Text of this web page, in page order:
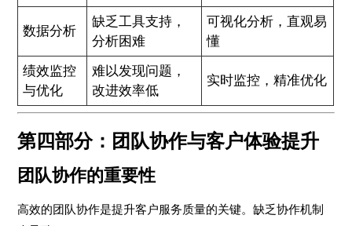
数据分析
缺乏工具支持，
分析困难
可视化分析，直观易
懂
绩效监控
与优化
难以发现问题，
改进效率低
实时监控，精准优化
第四部分：团队协作与客户体验提升
团队协作的重要性
高效的团队协作是提升客户服务质量的关键。缺乏协作机制